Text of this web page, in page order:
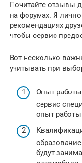
Почитайте отзывы
на форумах. Я
рекомендациях
чтобы сервис
Вот несколько
учитывать при
Опыт работы
сервис
опыт
будут